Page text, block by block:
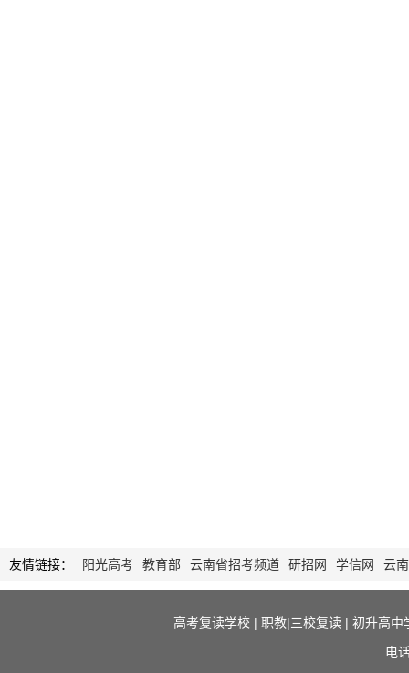
友情链接： 阳光高考 教育部 云南省招考频道 研招网 学信网 云
高考复读学校| 职教|三校复读| 初升高中
电